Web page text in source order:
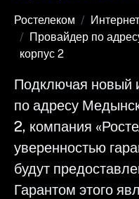
Ростелеком
Интернет
Провайдер по
корпус 2
Подключая новый
по адресу
2, компания
уверенностью
будут
Гарантом этого